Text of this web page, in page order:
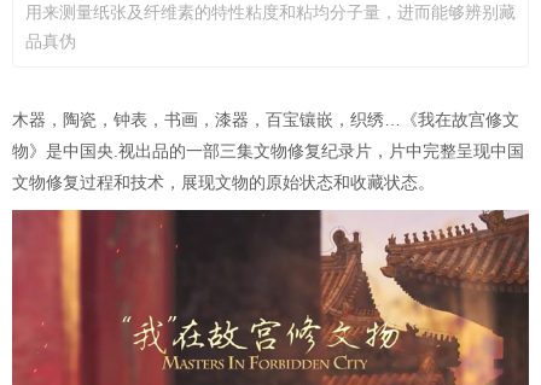
用来测量纸张及纤维素的特性粘度和粘均分子量，进而能够辨别藏
品真伪
木器，陶瓷，钟表，书画，漆器，百宝镶嵌，织绣…《我在故宫修文
物》是中国央.视出品的一部三集文物修复纪录片，片中完整呈现中国
文物修复过程和技术，展现文物的原始状态和收藏状态。